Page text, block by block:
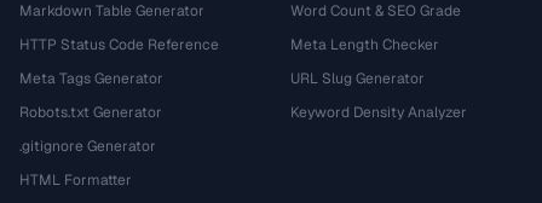
Markdown Table Generator
HTTP Status Code Reference
Meta Tags Generator
Robots.txt Generator
.gitignore Generator
HTML Formatter
Word Count & SEO Grade
Meta Length Checker
URL Slug Generator
Keyword Density Analyzer